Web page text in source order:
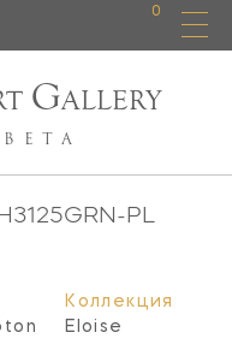
0
GALLERY
PL
Коллекция
Eloise